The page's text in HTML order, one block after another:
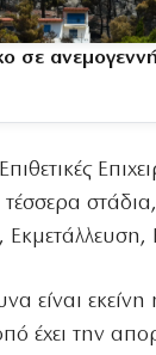
σε
Εκμετάλλευση,
είναι εκείνη
έχει την